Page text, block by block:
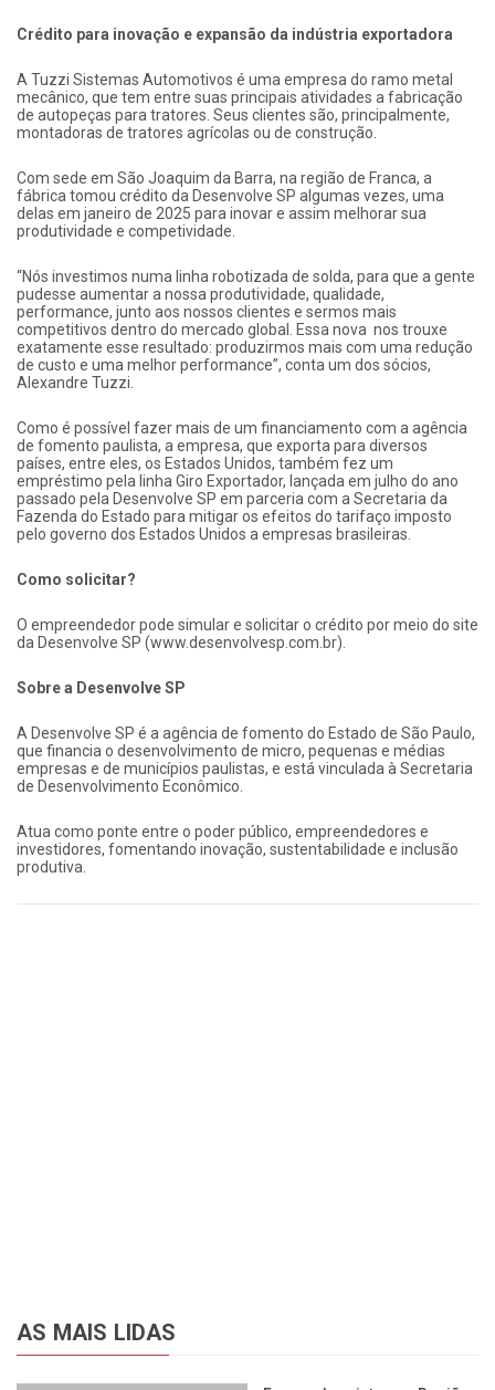
Crédito para inovação e expansão da indústria exportadora
A Tuzzi Sistemas Automotivos é uma empresa do ramo metal
mecânico, que tem entre suas principais atividades a fabricação
de autopeças para tratores. Seus clientes são, principalmente,
montadoras de tratores agrícolas ou de construção.
Com sede em São Joaquim da Barra, na região de Franca, a
fábrica tomou crédito da Desenvolve SP algumas vezes, uma
delas em janeiro de 2025 para inovar e assim melhorar sua
produtividade e competividade.
“Nós investimos numa linha robotizada de solda, para que a gente
pudesse aumentar a nossa produtividade, qualidade,
performance, junto aos nossos clientes e sermos mais
competitivos dentro do mercado global. Essa nova nos trouxe
exatamente esse resultado: produzirmos mais com uma redução
de custo e uma melhor performance”, conta um dos sócios,
Alexandre Tuzzi.
Como é possível fazer mais de um financiamento com a agência
de fomento paulista, a empresa, que exporta para diversos
países, entre eles, os Estados Unidos, também fez um
empréstimo pela linha Giro Exportador, lançada em julho do ano
passado pela Desenvolve SP em parceria com a Secretaria da
Fazenda do Estado para mitigar os efeitos do tarifaço imposto
pelo governo dos Estados Unidos a empresas brasileiras.
Como solicitar?
O empreendedor pode simular e solicitar o crédito por meio do site
da Desenvolve SP (www.desenvolvesp.com.br).
Sobre a Desenvolve SP
A Desenvolve SP é a agência de fomento do Estado de São Paulo,
que financia o desenvolvimento de micro, pequenas e médias
empresas e de municípios paulistas, e está vinculada à Secretaria
de Desenvolvimento Econômico.
Atua como ponte entre o poder público, empreendedores e
investidores, fomentando inovação, sustentabilidade e inclusão
produtiva.
AS MAIS LIDAS